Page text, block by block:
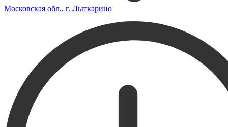
Московская обл., г. Лыткарино